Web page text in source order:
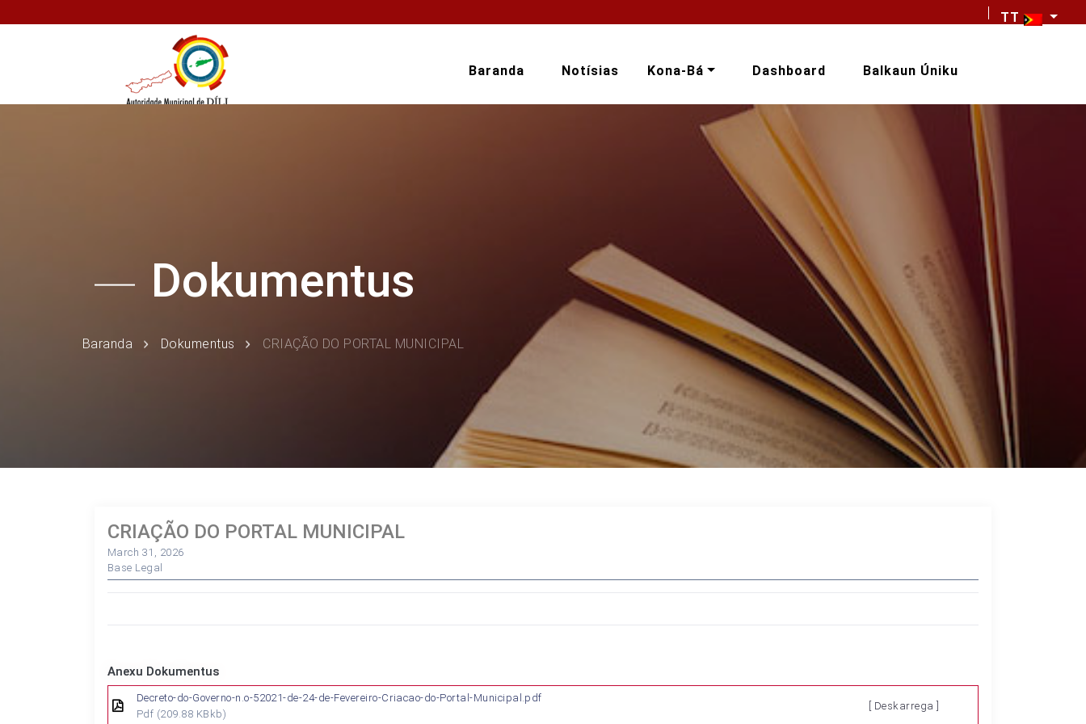
TT
Baranda Notísias Kona-Bá Dashboard Balkaun Úniku
Dokumentus
Baranda Dokumentus CRIAÇÃO DO PORTAL MUNICIPAL
CRIAÇÃO DO PORTAL MUNICIPAL
March 31, 2026
Base Legal
Anexu Dokumentus
Decreto-do-Governo-n.o-52021-de-24-de-Fevereiro-Criacao-do-Portal-Municipal.pdf
Pdf (209.88 KBkb)
[ Deskarrega ]